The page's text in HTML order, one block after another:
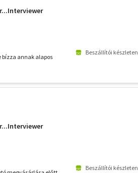
bízza annak alapos
Beszállítói készleten
Beszállítói készleten